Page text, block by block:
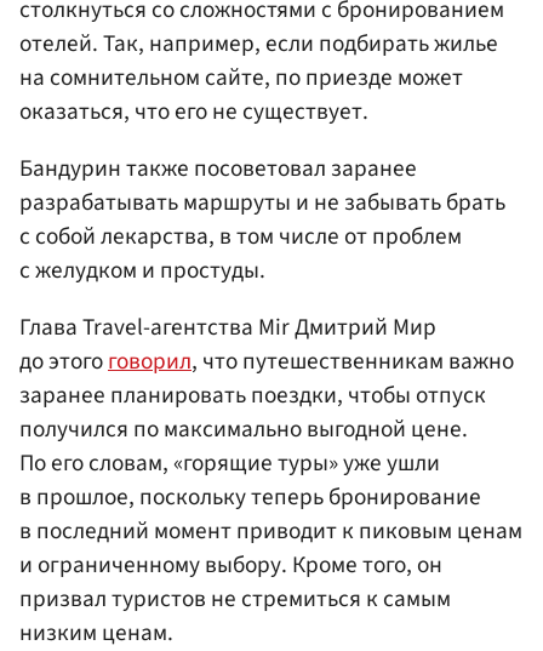
столкнуться со сложностями с бронированием
отелей. Так, например, если подбирать жилье
на сомнительном сайте, по приезде может
оказаться, что его не существует.
Бандурин также посоветовал заранее
разрабатывать маршруты и не забывать брать
с собой лекарства, в том числе от проблем
с желудком и простуды.
Глава Travel-агентства Mir Дмитрий Мир
до этогоговорил, что путешественникам важно
заранее планировать поездки, чтобы отпуск
получился по максимально выгодной цене.
По его словам, «горящие туры» уже ушли
в прошлое, поскольку теперь бронирование
в последний момент приводит к пиковым ценам
и ограниченному выбору. Кроме того, он
призвал туристов не стремиться к самым
низким ценам.